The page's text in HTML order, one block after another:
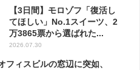
【3日間】モロゾフ「復活し
てほしい」No.1スイーツ、2
万3865票から選ばれた...
2026.07.30
フィスビルの窓辺に突如、